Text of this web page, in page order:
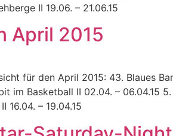
II 19.06. – 21.06.15
April 2015
für den April 2015: 43. Blaues
im Basketball II 02.04. – 06.04.15
16.04. – 19.04.15